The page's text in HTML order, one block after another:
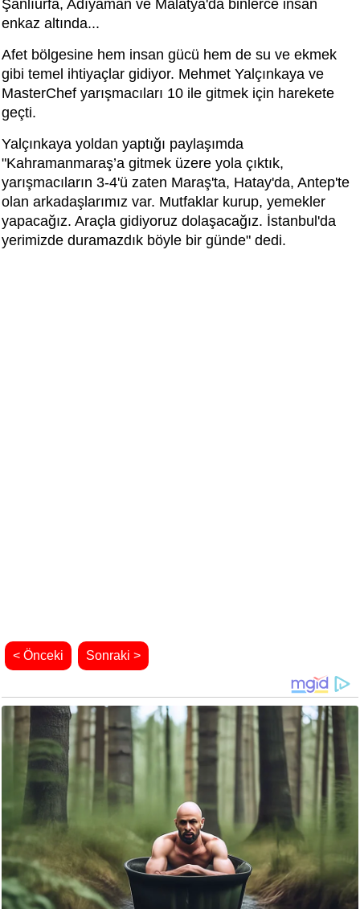
Şanlıurfa, Adıyaman ve Malatya'da binlerce insan
enkaz altında...
Afet bölgesine hem insan gücü hem de su ve ekmek
gibi temel ihtiyaçlar gidiyor. Mehmet Yalçınkaya ve
MasterChef yarışmacıları 10 ile gitmek için harekete
geçti.
Yalçınkaya yoldan yaptığı paylaşımda
"Kahramanmaraş’a gitmek üzere yola çıktık,
yarışmacıların 3-4'ü zaten Maraş'ta, Hatay'da, Antep'te
olan arkadaşlarımız var. Mutfaklar kurup, yemekler
yapacağız. Araçla gidiyoruz dolaşacağız. İstanbul'da
yerimizde duramazdık böyle bir günde" dedi.
< Önceki Sonraki >